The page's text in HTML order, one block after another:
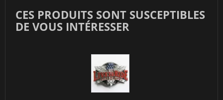
CES PRODUITS SONT SUSCEPTIBLES
DE VOUS INTÉRESSER